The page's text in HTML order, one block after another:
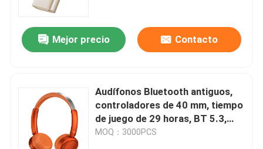
Mejor precio Contacto
Audífonos Bluetooth antiguos,
controladores de 40 mm, tiempo
de juego de 29 horas, BT 5.3,
118 dB Sensibilidad
MOQ：3000PCS